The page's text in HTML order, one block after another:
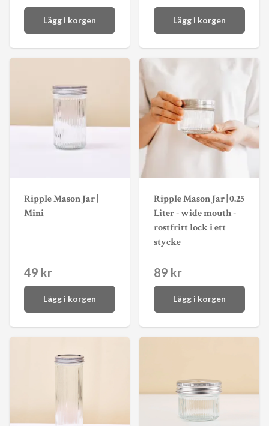
Lägg i korgen Lägg i korgen
Ripple Mason Jar |
Mini
49 kr
Lägg i korgen
Ripple Mason Jar | 0.25
Liter - wide mouth -
rostfritt lock i ett
stycke
89 kr
Lägg i korgen